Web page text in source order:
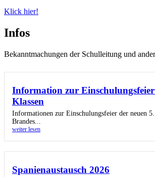
Klick hier!
Infos
Bekanntmachungen der Schulleitung und
Information zur Einschulungsfeier
Klassen
Informationen zur Einschulungsfeier der neuen 5.
Brandes...
weiter lesen
Spanienaustausch 2026